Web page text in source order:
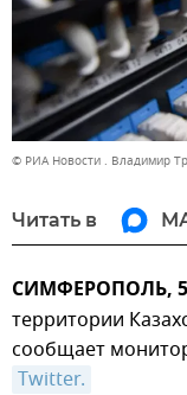
© РИА Новости . Владимир
Читать в
СИМФЕРОПОЛЬ,
территории
сообщает
Twitter.